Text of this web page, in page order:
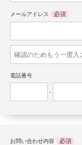
メールアドレス 必須
電話番号
-
お問い合わせ内容 必須